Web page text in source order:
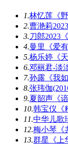
1.林忆莲《
2.曹滟莉
3.刀郎2023
4.曼里《爱
5.杨乐婷《
6.邓丽君-淡
7.孙露《我
8.张玮伽
9.夏韶声《
10.韩宝仪《
11.中华儿歌
12.梅小琴《
13.群星《上